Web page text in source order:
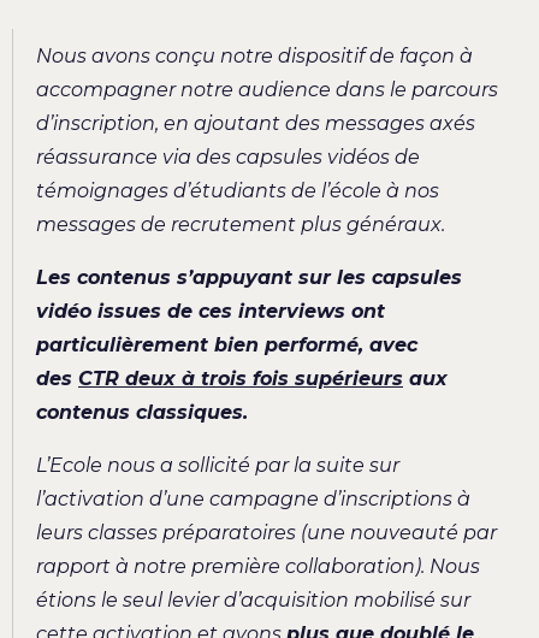
Nous avons conçu notre dispositif de façon à
accompagner notre audience dans le parcours
d’inscription, en ajoutant des messages axés
réassurance via des capsules vidéos de
témoignages d’étudiants de l’école à nos
messages de recrutement plus généraux.
Les contenus s’appuyant sur les capsules
vidéo issues de ces interviews ont
particulièrement bien performé, avec
des CTR deux à trois fois supérieurs aux
contenus classiques.
L’Ecole nous a sollicité par la suite sur
l’activation d’une campagne d’inscriptions à
leurs classes préparatoires (une nouveauté par
rapport à notre première collaboration). Nous
étions le seul levier d’acquisition mobilisé sur